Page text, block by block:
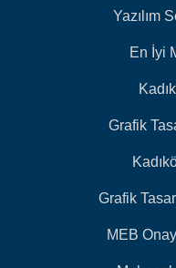
Yazılım
En İyi
Grafik
Grafik
MEB